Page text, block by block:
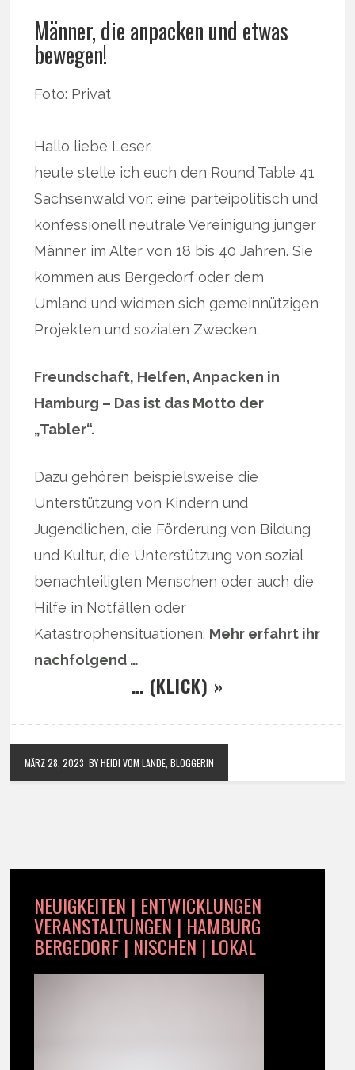
Männer, die anpacken und etwas
bewegen!
Foto: Privat
Hallo liebe Leser,
heute stelle ich euch den Round Table 41
Sachsenwald vor: eine parteipolitisch und
konfessionell neutrale Vereinigung junger
Männer im Alter von 18 bis 40 Jahren. Sie
kommen aus Bergedorf oder dem
Umland und widmen sich gemeinnützigen
Projekten und sozialen Zwecken.
Freundschaft, Helfen, Anpacken in
Hamburg – Das ist das Motto der
„Tabler“.
Dazu gehören beispielsweise die
Unterstützung von Kindern und
Jugendlichen, die Förderung von Bildung
und Kultur, die Unterstützung von sozial
benachteiligten Menschen oder auch die
Hilfe in Notfällen oder
Katastrophensituationen. Mehr erfahrt ihr
nachfolgend …
… (KLICK) »
MÄRZ 28, 2023 BY HEIDI VOM LANDE, BLOGGERIN
NEUIGKEITEN | ENTWICKLUNGEN
VERANSTALTUNGEN | HAMBURG
BERGEDORF | NISCHEN | LOKAL